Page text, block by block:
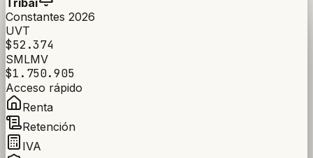
Tribai
Constantes 2026
UVT
$52.374
SMLMV
$1.750.905
Acceso rápido
Renta
Retención
IVA